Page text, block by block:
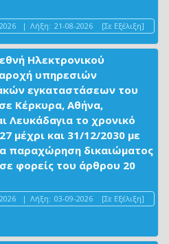
| Λήξη: 21-08-2026 [Σε Εξέλιξη]
Ηλεκτρονικού
υπηρεσιών
εγκαταστάσεων του
Κέρκυρα, Αθήνα,
Λευκάδαγια το χρονικό
μέχρι και 31/12/2030 με
παραχώρηση δικαιώματος
φορείς του άρθρου 20
| Λήξη: 03-09-2026 [Σε Εξέλιξη]